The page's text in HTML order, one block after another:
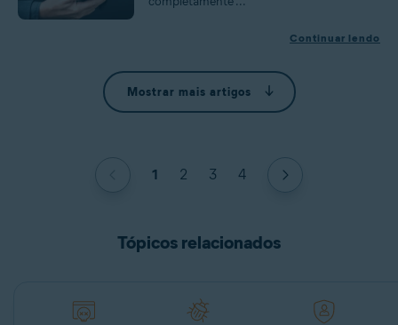
Continuar lendo
Mostrar mais artigos
1 2 3 4
Tópicos relacionados